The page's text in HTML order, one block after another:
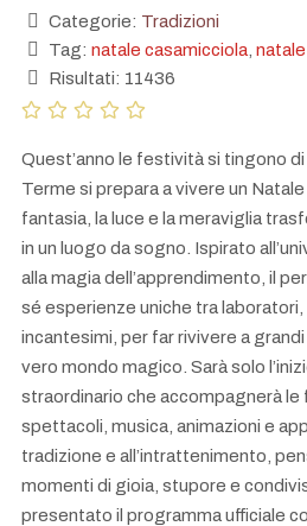
Categorie: Tradizioni
Tag: natale casamicciola
Risultati: 11436
Quest’anno le festività si tingono
Terme si prepara a vivere un
fantasia, la luce e la meraviglia
in un luogo da sogno. Ispirato
alla magia dell’apprendimento, il
sé esperienze uniche tra
incantesimi, per far rivivere a grandi
vero mondo magico. Sarà solo
straordinario che accompagnerà le
spettacoli, musica, animazioni e
tradizione e all’intrattenimento,
momenti di gioia, stupore e
presentato il programma ufficiale